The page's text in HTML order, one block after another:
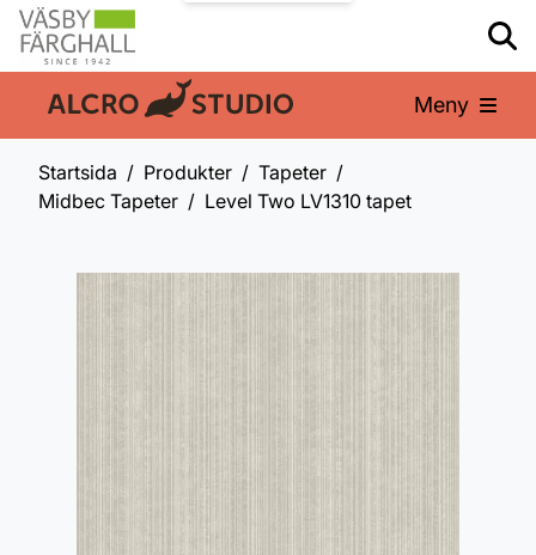
En del av: Meny
Startsida Produkter
Tapeter
Midbec Tapeter
Level Two LV1310 tapet